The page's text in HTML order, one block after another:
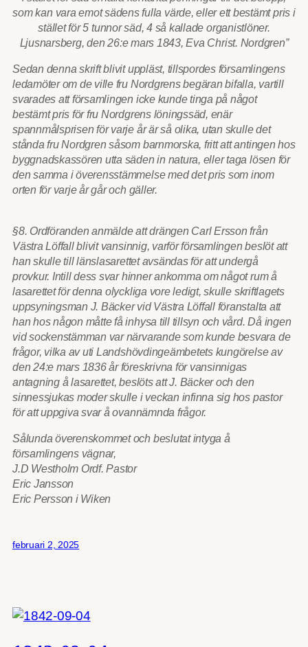
som kan vara emot sädens fulla värde, eller ett bestämt pris i
stället för 5 tunnor säd, 4 så kallade organistlöner.
Ljusnarsberg, den 26:e mars 1843, Eva Christ. Nordgren”
Sedan denna skrift blivit uppläst, tillspordes församlingens
ledamöter om de ville fru Nordgrens begäran bifalla, vartill
svarades att församlingen icke kunde tinga på något
bestämt pris för fru Nordgrens löningssäd, enär
spannmålsprisen för varje år är så olika, utan skulle det
stånda fru Nordgren såsom barnmorska, fritt att antingen hos
byggnadskassören utta säden in natura, eller taga lösen för
den samma i överensstämmelse med det pris som inom
orten för varje år går och gäller.
§8. Ordföranden anmälde att drängen Carl Ersson från
Västra Löffall blivit vansinnig, varför församlingen beslöt att
han skulle till länslasarettet avsändas för att undergå
provkur. Intill dess svar hinner ankomma om något rum å
lasarettet för denna olyckliga vore ledigt, skulle skriftlagets
uppsyningsman J. Bäcker vid Västra Löffall föranstalta att
han hos någon måtte få inhysa till tillsyn och vård. Då ingen
vid sockenstämman var närvarande som kunde besvara de
frågor, vilka av uti Landshövdingeämbetets kungörelse av
den 24:e mars 1836 år föreskrivna för vansinnigas
antagning å lasarettet, beslöts att J. Bäcker och den
sinnessjukas moder skulle i veckan infinna sig hos pastor
för att uppgiva svar å ovannämnda frågor.
Sålunda överenskommet och beslutat intyga å
församlingens vägnar,
J.D Westholm Ordf. Pastor
Eric Jansson
Eric Persson i Wiken
februari 2, 2025